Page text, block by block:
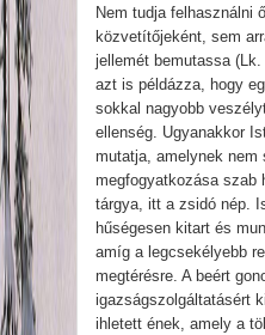
Nem tudja felhasználni
közvetítőjeként, sem
jellemét bemutassa
azt is példázza, hogy
sokkal nagyobb
ellenség. Ugyanakkor
mutatja, amelynek nem
megfogyatkozása szab
tárgya, itt a zsidó nép.
hűségesen kitart és
amíg a legcsekélyebb
megtérésre. A beért
igazságszolgáltatásért
ihletett ének, amely a